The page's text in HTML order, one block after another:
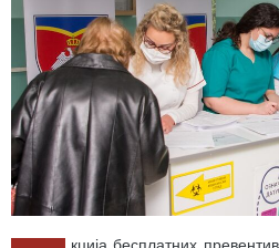
кција бесплатних